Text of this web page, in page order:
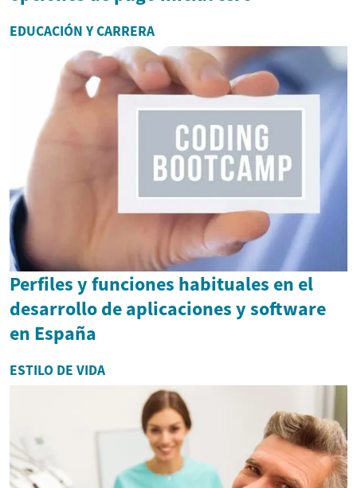
EDUCACIÓN Y CARRERA
Perfiles y funciones habituales en el
desarrollo de aplicaciones y software
en España
ESTILO DE VIDA